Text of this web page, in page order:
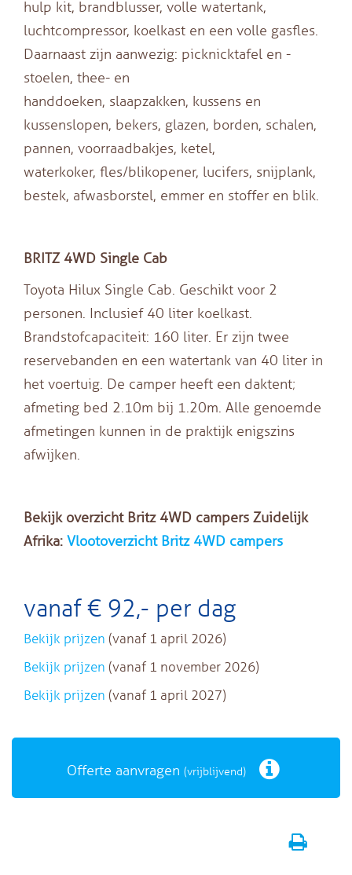
hulp kit, brandblusser, volle watertank,
luchtcompressor, koelkast en een volle gasfles.
Daarnaast zijn aanwezig: picknicktafel en -
stoelen, thee- en
handdoeken, slaapzakken, kussens en
kussenslopen, bekers, glazen, borden, schalen,
pannen, voorraadbakjes, ketel,
waterkoker, fles/blikopener, lucifers, snijplank,
bestek, afwasborstel, emmer en stoffer en blik.
BRITZ 4WD Single Cab
Toyota Hilux Single Cab. Geschikt voor 2
personen. Inclusief 40 liter koelkast.
Brandstofcapaciteit: 160 liter. Er zijn twee
reservebanden en een watertank van 40 liter in
het voertuig. De camper heeft een daktent;
afmeting bed 2.10m bij 1.20m. Alle genoemde
afmetingen kunnen in de praktijk enigszins
afwijken.
Bekijk overzicht Britz 4WD campers Zuidelijk
Afrika: Vlootoverzicht Britz 4WD campers
vanaf € 92,- per dag
Bekijk prijzen (vanaf 1 april 2026)
Bekijk prijzen (vanaf 1 november 2026)
Bekijk prijzen (vanaf 1 april 2027)
Offerte aanvragen (vrijblijvend)